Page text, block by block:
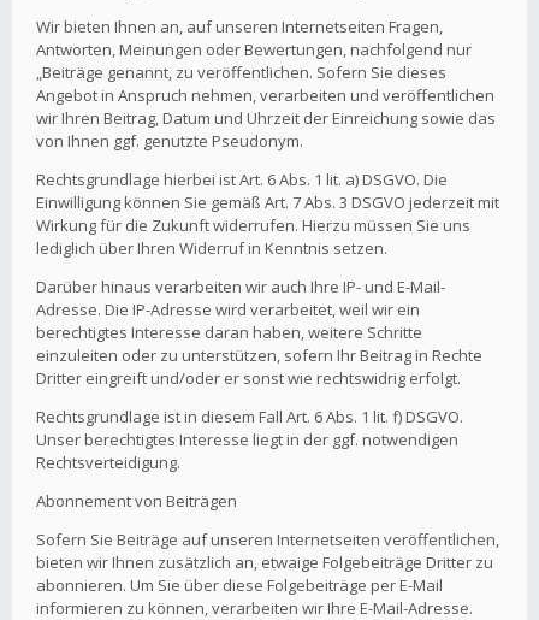
Wir bieten Ihnen an, auf unseren Internetseiten Fragen,
Antworten, Meinungen oder Bewertungen, nachfolgend nur
„Beiträge genannt, zu veröffentlichen. Sofern Sie dieses
Angebot in Anspruch nehmen, verarbeiten und veröffentlichen
wir Ihren Beitrag, Datum und Uhrzeit der Einreichung sowie das
von Ihnen ggf. genutzte Pseudonym.
Rechtsgrundlage hierbei ist Art. 6 Abs. 1 lit. a) DSGVO. Die
Einwilligung können Sie gemäß Art. 7 Abs. 3 DSGVO jederzeit mit
Wirkung für die Zukunft widerrufen. Hierzu müssen Sie uns
lediglich über Ihren Widerruf in Kenntnis setzen.
Darüber hinaus verarbeiten wir auch Ihre IP- und E-Mail-
Adresse. Die IP-Adresse wird verarbeitet, weil wir ein
berechtigtes Interesse daran haben, weitere Schritte
einzuleiten oder zu unterstützen, sofern Ihr Beitrag in Rechte
Dritter eingreift und/oder er sonst wie rechtswidrig erfolgt.
Rechtsgrundlage ist in diesem Fall Art. 6 Abs. 1 lit. f) DSGVO.
Unser berechtigtes Interesse liegt in der ggf. notwendigen
Rechtsverteidigung.
Abonnement von Beiträgen
Sofern Sie Beiträge auf unseren Internetseiten veröffentlichen,
bieten wir Ihnen zusätzlich an, etwaige Folgebeiträge Dritter zu
abonnieren. Um Sie über diese Folgebeiträge per E-Mail
informieren zu können, verarbeiten wir Ihre E-Mail-Adresse.